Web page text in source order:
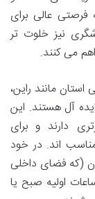
عالی برای
نیز خلوت تر
می کنند.
استان مانند راین،
آل هستند. این
دارند و برای
اند. در خود
(که فضای داخلی
اولیه صبح یا